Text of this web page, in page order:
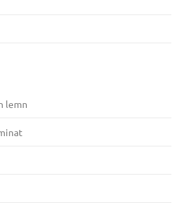
lemn